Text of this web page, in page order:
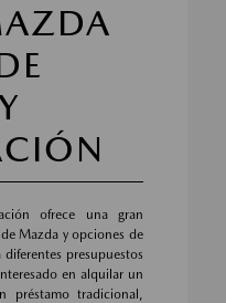
ofrece una gran
Mazda y opciones de
presupuestos
en alquilar un
préstamo tradicional,